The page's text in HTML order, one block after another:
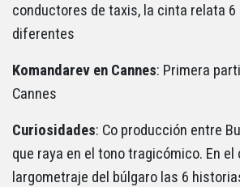
conductores de taxis, la cinta relata
diferentes
Komandarev en Cannes: Primera
Cannes
Curiosidades: Co producción entre
que raya en el tono tragicómico. En el
largometraje del búlgaro las 6